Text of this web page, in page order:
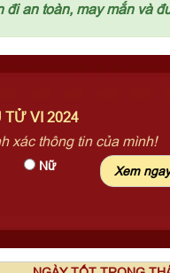
đi an toàn, may mắn và
TỬ VI 2024
xác thông tin của mình!
Nữ